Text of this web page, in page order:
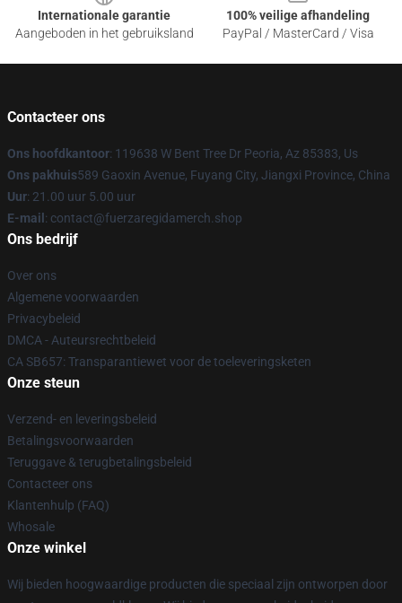
Internationale garantie
Aangeboden in het gebruiksland
100% veilige afhandeling
PayPal / MasterCard / Visa
Contacteer ons
Ons hoofdkantoor: 119638 W Bent Tree Dr Peoria, Az 85383, Us
Ons pakhuis589 Gaoxin Avenue, Fuyang City, Jiangxi Province, China
Uur: 21.00 uur 5.00 uur
E-mail : contact@fuerzaregidamerch.shop
Ons bedrijf
Over ons
Algemene voorwaarden
Privacybeleid
DMCA - Auteursrechtbeleid
CA SB657: Transparantiewet voor de toeleveringsketen
Onze steun
Verzend- en leveringsbeleid
Betalingsvoorwaarden
Teruggave & terugbetalingsbeleid
Contacteer ons
Klantenhulp (FAQ)
Whosale
Onze winkel
Wij bieden hoogwaardige producten die speciaal zijn ontworpen door